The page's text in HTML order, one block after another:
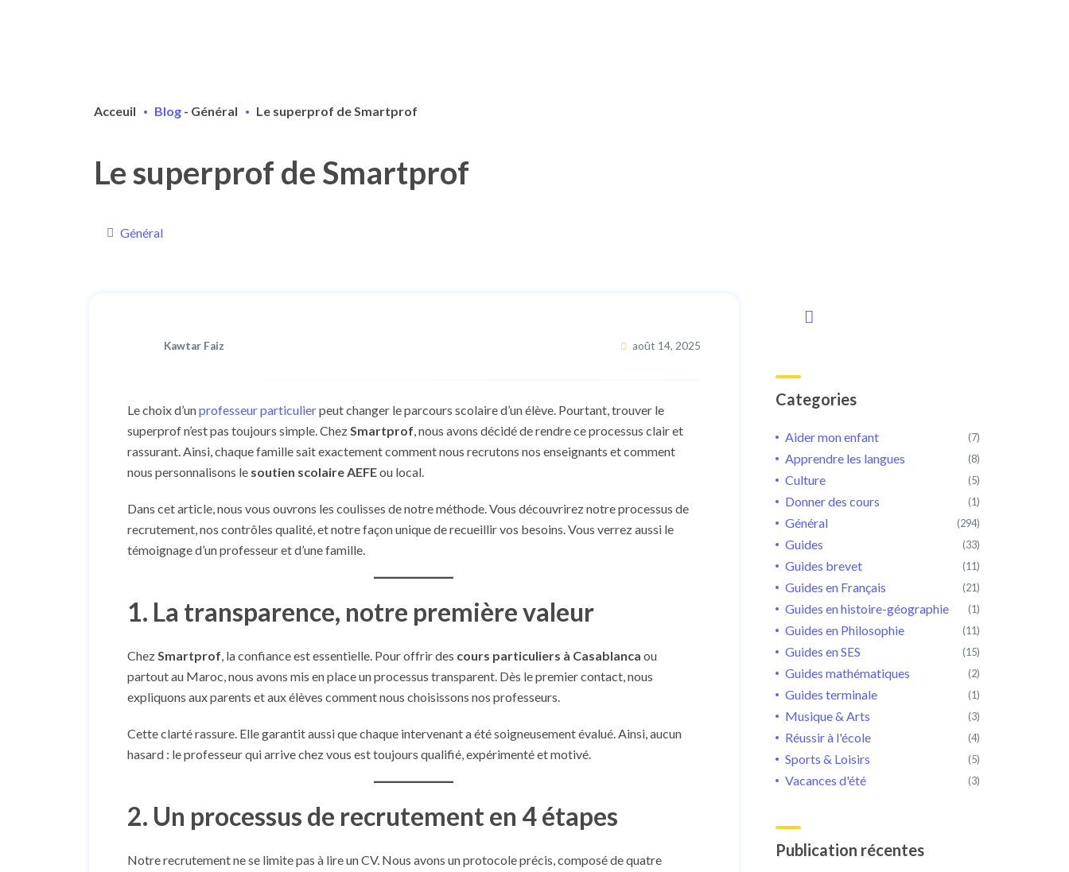
Acceuil Blog - Général Le superprof de Smartprof
Le superprof de Smartprof
Général
Kawtar Faiz août 14, 2025
Le choix d’unprofesseur particulierpeut changer le parcours scolaire d’un élève. Pourtant, trouver le
superprof n’est pas toujours simple. ChezSmartprof, nous avons décidé de rendre ce processus clair et
rassurant. Ainsi, chaque famille sait exactement comment nous recrutons nos enseignants et comment
nous personnalisons le soutien scolaire AEFEou local.
Dans cet article, nous vous ouvrons les coulisses de notre méthode. Vous découvrirez notre processus de
recrutement, nos contrôles qualité, et notre façon unique de recueillir vos besoins. Vous verrez aussi le
témoignage d’un professeur et d’une famille.
1. La transparence, notre première valeur
ChezSmartprof, la confiance est essentielle. Pour offrir des cours particuliers à Casablanca ou
partout au Maroc, nous avons mis en place un processus transparent. Dès le premier contact, nous
expliquons aux parents et aux élèves comment nous choisissons nos professeurs.
Cette clarté rassure. Elle garantit aussi que chaque intervenant a été soigneusement évalué. Ainsi, aucun
hasard : le professeur qui arrive chez vous est toujours qualifié, expérimenté et motivé.
2. Un processus de recrutement en 4 étapes
Notre recrutement ne se limite pas à lire un CV. Nous avons un protocole précis, composé de quatre
Categories
Aider mon enfant (7)
Apprendre les langues (8)
Culture (5)
Donner des cours (1)
Général (294)
Guides (33)
Guides brevet (11)
Guides en Français (21)
Guides en histoire-géographie (1)
Guides en Philosophie (11)
Guides en SES (15)
Guides mathématiques (2)
Guides terminale (1)
Musique & Arts (3)
Réussir à l'école (4)
Sports & Loisirs (5)
Vacances d'été (3)
Publication récentes